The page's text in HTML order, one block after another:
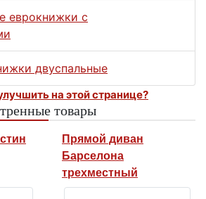
еврокнижки с
двуспальные
на этой странице?
товары
Прямой диван
Барселона
трехместный